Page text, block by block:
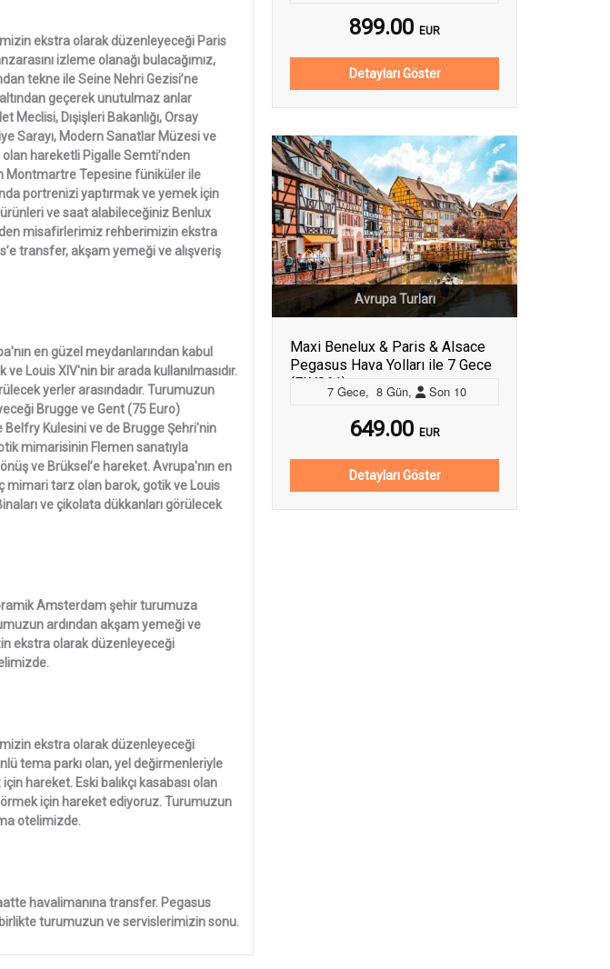
ekstra olarak düzenleyeceği Paris
izleme olanağı bulacağımız,
tekne ile Seine Nehri Gezisi’ne
altından geçerek unutulmaz anlar
Meclisi, Dışişleri Bakanlığı, Orsay
Sarayı, Modern Sanatlar Müzesi ve
hareketli Pigalle Semti’nden
Montmartre Tepesine füniküler ile
portrenizi yaptırmak ve yemek için
ve saat alabileceğiniz Benlux
misafirlerimiz rehberimizin ekstra
transfer, akşam yemeği ve alışveriş
en güzel meydanlarından kabul
Louis XIV'nin bir arada kullanılmasıdır.
yerler arasındadır. Turumuzun
Brugge ve Gent (75 Euro)
Kulesini ve de Brugge Şehri'nin
mimarisinin Flemen sanatıyla
ve Brüksel’e hareket. Avrupa'nın en
mimari tarz olan barok, gotik ve Louis
ve çikolata dükkanları görülecek
Amsterdam şehir turumuza
ardından akşam yemeği ve
ekstra olarak düzenleyeceği
ekstra olarak düzenleyeceği
tema parkı olan, yel değirmenleriyle
hareket. Eski balıkçı kasabası olan
için hareket ediyoruz. Turumuzun
otelimizde.
havalimanına transfer. Pegasus
birlikte turumuzun ve servislerimizin sonu.
899.00 EUR
Detayları Göster
Avrupa Turları
Maxi Benelux & Paris & Alsace
Pegasus Hava Yolları ile 7 Gece
(FLY061)
7 Gece, 8 Gün, Son10
649.00 EUR
Detayları Göster